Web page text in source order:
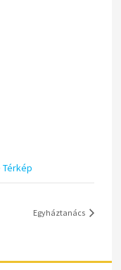
Térkép
Egyháztanács